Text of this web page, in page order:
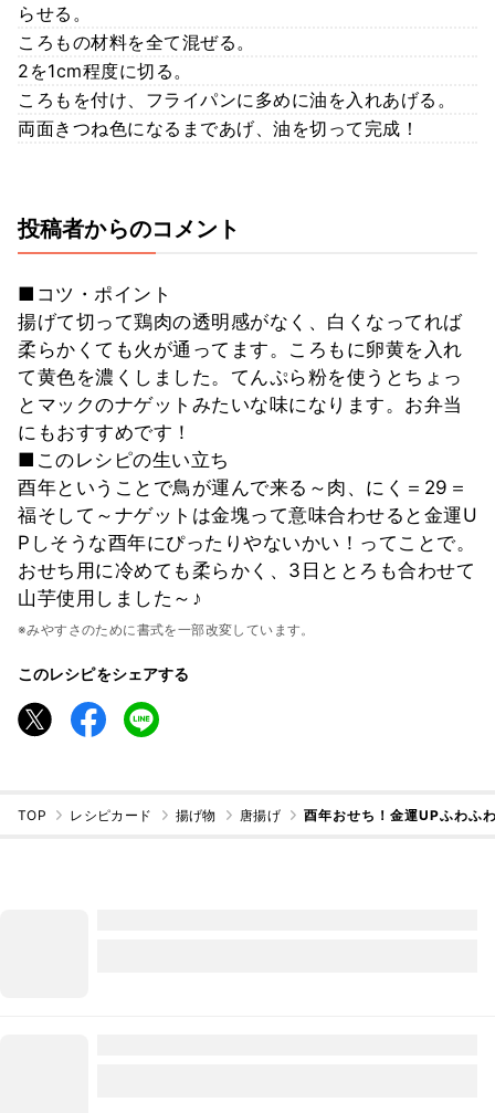
らせる。
ころもの材料を全て混ぜる。
2を1cm程度に切る。
ころもを付け、フライパンに多めに油を入れあげる。
両面きつね色になるまであげ、油を切って完成！
投稿者からのコメント
■コツ・ポイント
揚げて切って鶏肉の透明感がなく、白くなってれば
柔らかくても火が通ってます。ころもに卵黄を入れ
て黄色を濃くしました。てんぷら粉を使うとちょっ
とマックのナゲットみたいな味になります。お弁当
にもおすすめです！
■このレシピの生い立ち
酉年ということで鳥が運んで来る～肉、にく＝29＝
福そして～ナゲットは金塊って意味合わせると金運U
Pしそうな酉年にぴったりやないかい！ってことで。
おせち用に冷めても柔らかく、3日ととろも合わせて
山芋使用しました～♪
※みやすさのために書式を一部改変しています。
このレシピをシェアする
TOP レシピカード 揚げ物 唐揚げ 酉年おせち！金運UPふわふ